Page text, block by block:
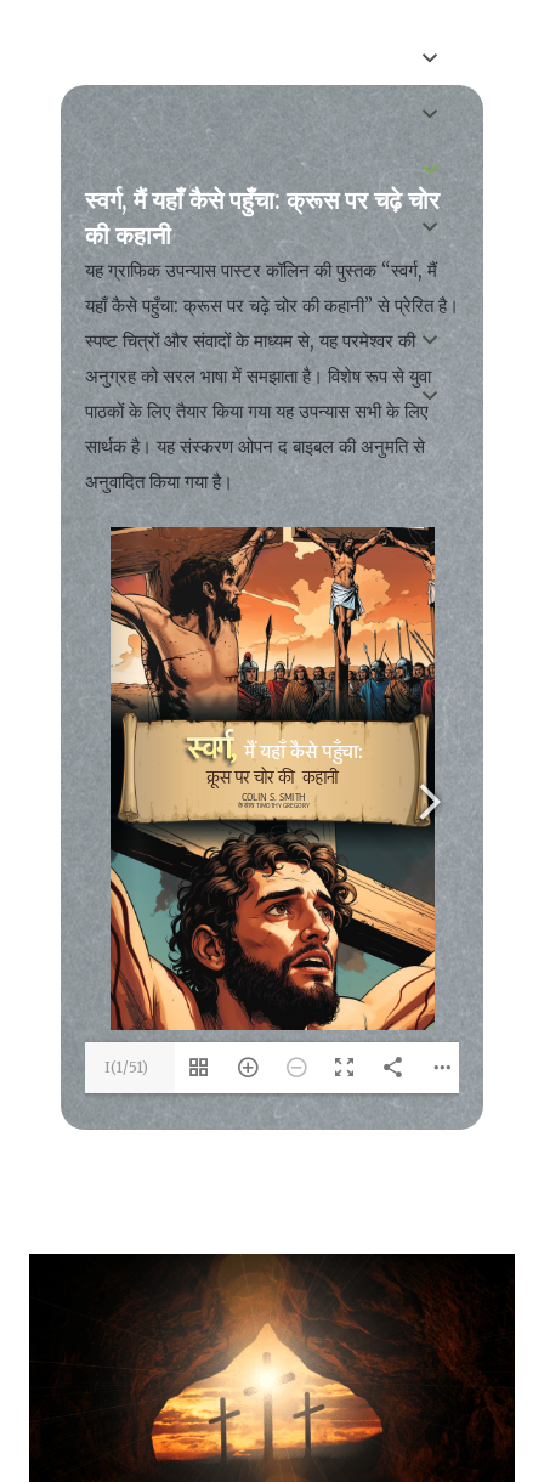
स्वर्ग, मैं यहाँ कैसे पहुँचा: क्रूस पर चढ़े चोर
की कहानी
यह ग्राफिक उपन्यास पास्टर कॉलिन की पुस्तक “स्वर्ग, मैं
यहाँ कैसे पहुँचा: क्रूस पर चढ़े चोर की कहानी” से प्रेरित है।
स्पष्ट चित्रों और संवादों के माध्यम से, यह परमेश्वर की
अनुग्रह को सरल भाषा में समझाता है। विशेष रूप से युवा
पाठकों के लिए तैयार किया गया यह उपन्यास सभी के लिए
सार्थक है। यह संस्करण ओपन द बाइबल की अनुमति से
अनुवादित किया गया है।
I(1/51)